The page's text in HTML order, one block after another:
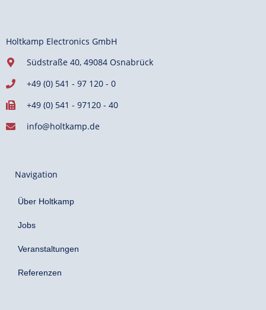
Holtkamp Electronics GmbH
Südstraße 40, 49084 Osnabrück
+49 (0) 541 - 97 120 - 0
+49 (0) 541 - 97120 - 40
info@holtkamp.de
Navigation
Über Holtkamp
Jobs
Veranstaltungen
Referenzen